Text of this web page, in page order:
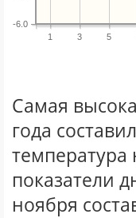
1 3 5
-6.0
Самая
года
температура
показатели
ноября